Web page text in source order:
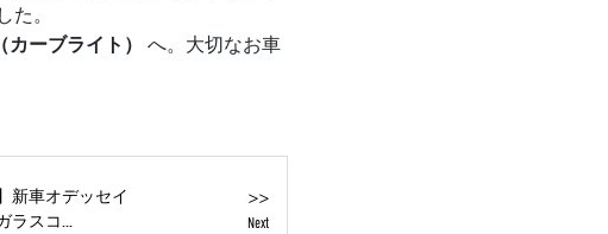
。
ーブライト）
へ。大切なお車
>>
Next
新車オデッセイ
ラスコ...